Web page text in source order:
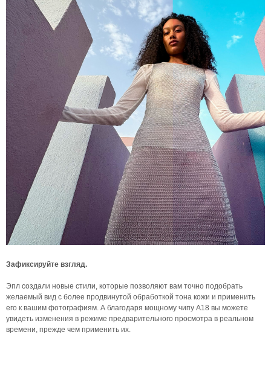
Зафиксируйте взгляд.
Эпл создали новые стили, которые позволяют вам точно подобрать
желаемый вид с более продвинутой обработкой тона кожи и применить
его к вашим фотографиям. А благодаря мощному чипу A18 вы можете
увидеть изменения в режиме предварительного просмотра в реальном
времени, прежде чем применить их.